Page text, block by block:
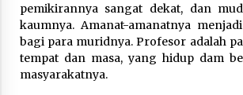
pemikirannya sangat dekat, dan
kaumnya. Amanat-amanatnya
bagi para muridnya. Profesor adalah
tempat dan masa, yang hidup dam
masyarakatnya.